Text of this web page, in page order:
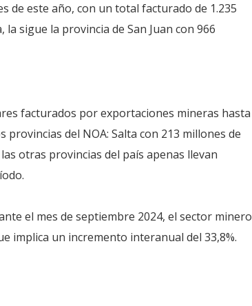
de este año, con un total facturado de 1.235
sigue la provincia de San Juan con 966
facturados por exportaciones mineras hasta
del NOA: Salta con 213 millones de
otras provincias del país apenas llevan
el mes de septiembre 2024, el sector minero
implica un incremento interanual del 33,8%.